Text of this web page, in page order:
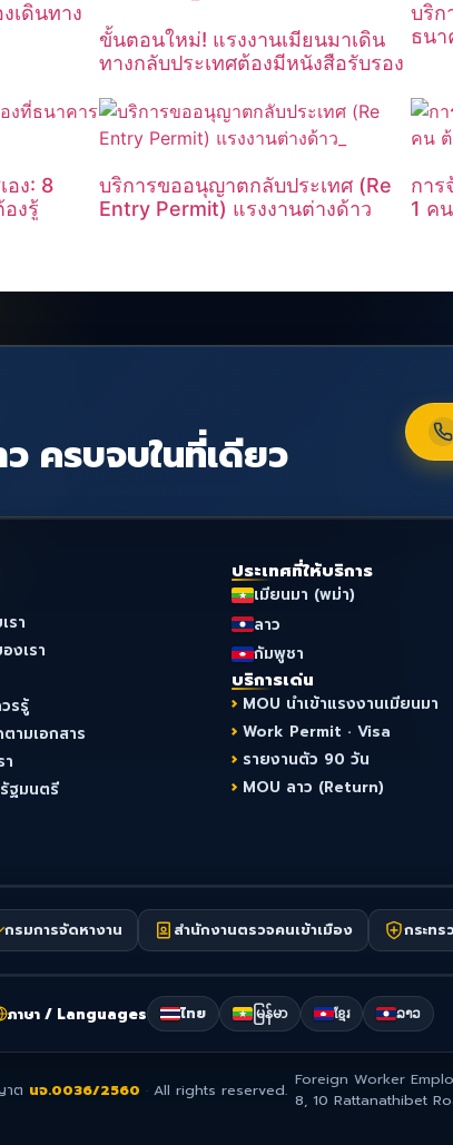
เดินทาง
ขั้นตอนใหม่! แรงงานเมียนมาเดิน
ทางกลับประเทศต้องมีหนังสือรับรอง
บริก
ธนา
อง: 8
งรู้
บริการขออนุญาตกลับประเทศ (Re
Entry Permit) แรงงานต่างด้าว
การ
1 ค
ครบจบในที่เดียว
รา
งเรา
รรู้
ามเอกสาร
ฐมนตรี
ประเทศที่ให้บริการ
เมียนมา (พม่า)
ลาว
กัมพูชา
บริการเด่น
MOU นำเข้าแรงงานเมียนมา
Work Permit · Visa
รายงานตัว 90 วัน
MOU ลาว (Return)
กรมการจัดหางาน สำนักงานตรวจคนเข้าเมือง กระท
ภาษา / Languages ไทย မြန်မာ ខ្មែរ ລາວ
าต นจ.0036/2560 · All rights reserved. Foreign Worker
8, 10 Rattanathibet